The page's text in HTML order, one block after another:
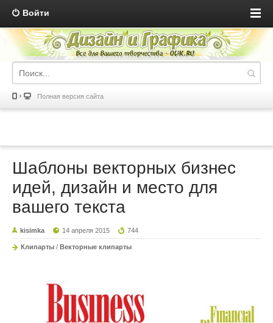
Войти
Полная версия сайта
Шаблоны векторных бизнес
идей, дизайн и место для
вашего текста
kisimka 14 апреля 2015 744
Клипарты / Векторные клипарты